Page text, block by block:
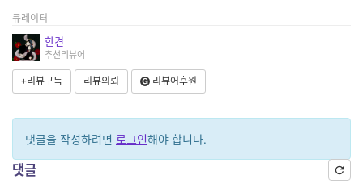
큐레이터
한켠
추천리뷰어
+리뷰구독 리뷰의뢰 리뷰어후원
댓글을 작성하려면 로그인해야 합니다.
댓글